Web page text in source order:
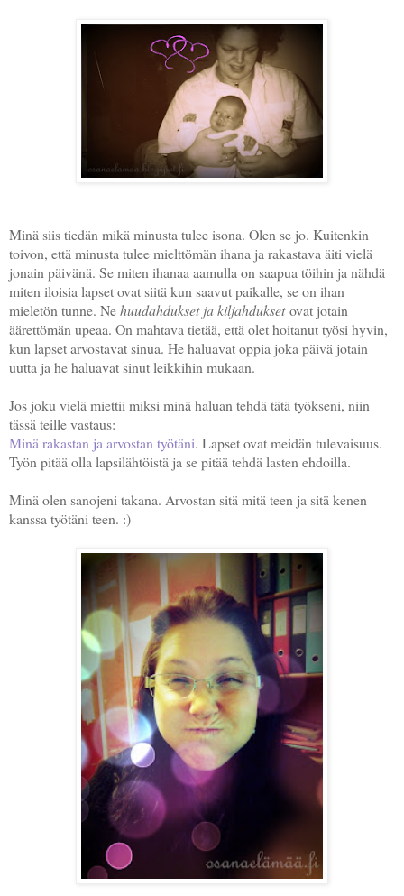
Minä siis tiedän mikä minusta tulee isona. Olen se jo. Kuitenkin
toivon, että minusta tulee mielttömän ihana ja rakastava äiti vielä
jonain päivänä. Se miten ihanaa aamulla on saapua töihin ja nähdä
miten iloisia lapset ovat siitä kun saavut paikalle, se on ihan
mieletön tunne. Nehuudahdukset ja kiljahduksetovat jotain
äärettömän upeaa. On mahtava tietää, että olet hoitanut työsi hyvin,
kun lapset arvostavat sinua. He haluavat oppia joka päivä jotain
uutta ja he haluavat sinut leikkihin mukaan.
Jos joku vielä miettii miksi minä haluan tehdä tätä työkseni, niin
tässä teille vastaus:
Minä rakastan ja arvostan työtäni. Lapset ovat meidän tulevaisuus.
Työn pitää olla lapsilähtöistä ja se pitää tehdä lasten ehdoilla.
Minä olen sanojeni takana. Arvostan sitä mitä teen ja sitä kenen
kanssa työtäni teen. :)